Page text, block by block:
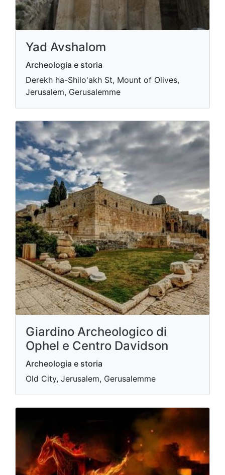
Yad Avshalom
Archeologia e storia
Derekh ha-Shilo'akh St, Mount of Olives,
Jerusalem, Gerusalemme
Giardino Archeologico di
Ophel e Centro Davidson
Archeologia e storia
Old City, Jerusalem, Gerusalemme